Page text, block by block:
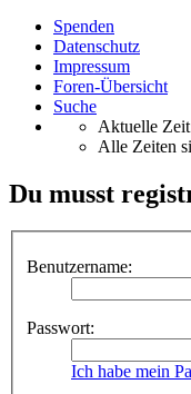
Spenden
Datenschutz
Impressum
Foren-Übersicht
Suche
Aktuelle
Alle Zeiten
Du musst
Benutzername:
Passwort:
Ich habe mein